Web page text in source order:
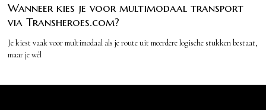
Wanneer kies je voor multimodaal transport
via Transheroes.com?
Je kiest vaak voor multimodaal als je route uit meerdere logische stukken bestaat,
maar je wél